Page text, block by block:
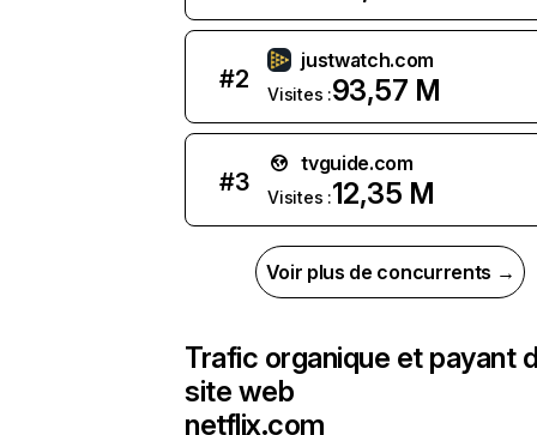
#2
justwatch.com
Visites :93,57 M
#3
tvguide.com
Visites :12,35 M
Voir plus de concurrents →
Trafic organique et payant
site web
netflix.com